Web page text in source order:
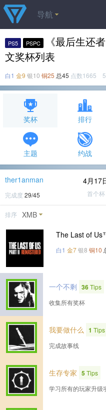
导航
PS5 PSPC
《最后生还
文奖杯列表
白1 金9 银10 铜25 总45 点数1665
奖杯 排行
主题 约战
ther1anman
完成度 29/45
4月17
首个杯
排序 XMB
The Last of
白1 金7银8 铜10
一个不剩 36Tips
收集所有奖杯
我要做什么 1 Tips
完成故事线
生存专家 5Tips
学习所有的玩家升级